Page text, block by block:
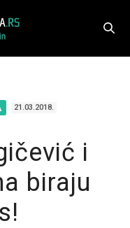
21.03.2018.
i
biraju